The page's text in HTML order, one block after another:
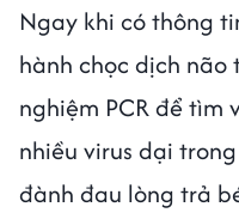
Ngay khi có thông
hành chọc dịch não
nghiệm PCR để tìm
nhiều virus dại
đành đau lòng trả